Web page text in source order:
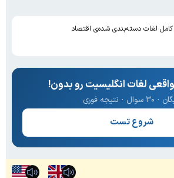
لغات دسته‌بندی شده‌ی اقتصاد
لغات انگلیسیت رو بدون!
نتیجه فوری
شروع تست